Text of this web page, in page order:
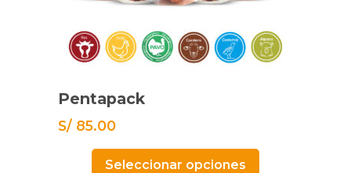
Pentapack
S/ 85.00
Seleccionar opciones